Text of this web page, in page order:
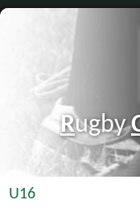
Rugby
U16